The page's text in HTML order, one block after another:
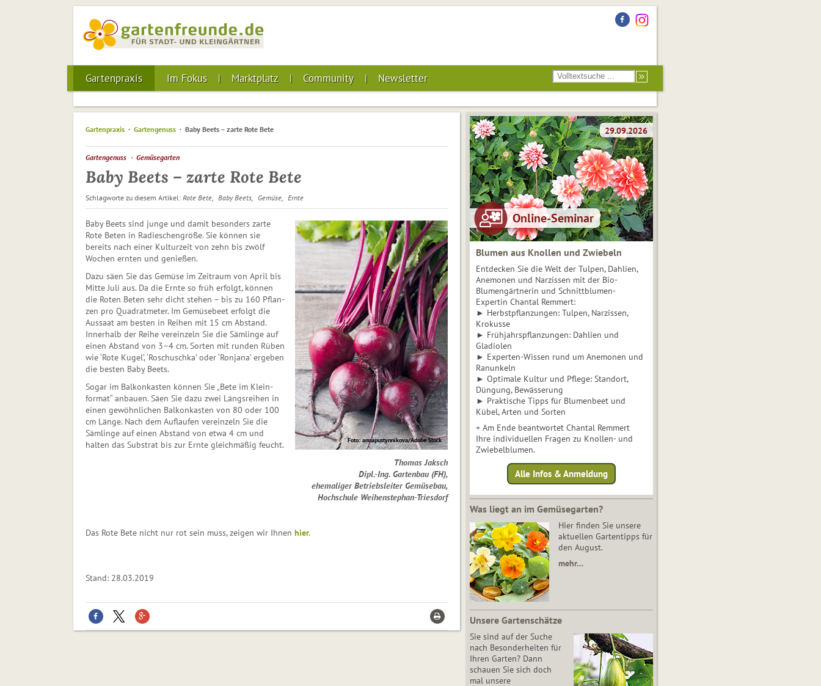
Gartenpraxis Im Fokus Marktplatz Community Newsletter
Gartenpraxis Gartengenuss Baby Beets – zarte Rote Bete
Gartengenuss Gemüsegarten
Baby Beets – zarte Rote Bete
Schlagworte zu diesem Artikel: Rote Bete Baby Beets Gemüse Ernte
Foto: annapustynnikova/Adobe Stock
Baby Beets sind junge und damit besonders zarte
Rote Beten in Radieschengröße. Sie können sie
bereits nach einer Kulturzeit von zehn bis zwölf
Wochen ernten und genießen.
Dazu säen Sie das Gemüse im Zeitraum von April bis
Mitte Juli aus. Da die Ern­te so früh erfolgt, können
die Roten Beten sehr dicht stehen – bis zu 160 Pflan­
zen pro Quadratmeter. Im Gemüsebeet erfolgt die
Aussaat am besten in Reihen mit 15 cm Abstand.
Innerhalb der Reihe vereinzeln Sie die Sämlinge auf
einen Abstand von 3–4 cm. Sorten mit runden Rüben
wie ‘Rote Kugel’, ‘Roschuschka’ oder ‘Ronjana’ ergeben
die besten Baby Beets.
Sogar im Balkonkasten können Sie „Bete im Klein­
format“ anbauen. Säen Sie da­zu zwei Längsreihen in
einen gewöhnlichen Balkonkasten von 80 oder 100
cm Länge. Nach dem Auflaufen vereinzeln Sie die
Sämlinge auf einen Abstand von etwa 4 cm und
halten das Substrat bis zur Ernte gleichmäßig feucht.
Thomas Jaksch
Dipl.-Ing. Gartenbau (FH),
ehemaliger Betriebsleiter Gemüsebau,
Hochschule Weihenstephan-Triesdorf
Das Rote Bete nicht nur rot sein muss, zeigen wir Ihnen hier.
Stand: 28.03.2019
Blumen aus Knollen und Zwiebeln
Entdecken Sie die Welt der Tulpen, Dahlien,
Anemonen und Narzissen mit der Bio-
Blumengärtnerin und Schnittblumen-
Expertin Chantal Remmert:
► Herbstpflanzungen: Tulpen, Narzissen,
Krokusse
► Frühjahrspflanzungen: Dahlien und
Gladiolen
► Experten-Wissen rund um Anemonen und
Ranunkeln
► Optimale Kultur und Pflege: Standort,
Düngung, Bewässerung
► Praktische Tipps für Blumenbeet und
Kübel, Arten und Sorten
+ Am Ende beantwortet Chantal Remmert
Ihre individuellen Fragen zu Knollen- und
Zwiebelblumen.
Alle Infos & Anmeldung
Was liegt an im Gemüsegarten?
Hier finden Sie unsere
aktuellen Gartentipps für
den August.
mehr…
Unsere Gartenschätze
Sie sind auf der Suche
nach Besonderheiten für
Ihren Garten? Dann
schauen Sie sich doch
mal unsere